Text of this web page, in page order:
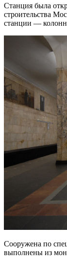
Станция была
строительства
станции —
Сооружена по
выполнены из